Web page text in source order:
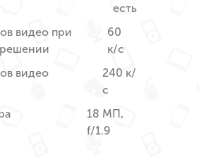
есть
видео при
60
к/c
видео
240 к/
с
18 МП,
f/1.9